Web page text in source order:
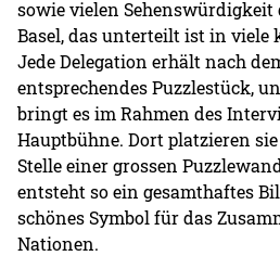
sowie vielen Sehenswürdigkeit
Basel, das unterteilt ist in viele
Jede Delegation erhält nach
entsprechendes Puzzlestück,
bringt es im Rahmen des
Hauptbühne. Dort platzieren
Stelle einer grossen
entsteht so ein gesamthaftes
schönes Symbol für das
Nationen.